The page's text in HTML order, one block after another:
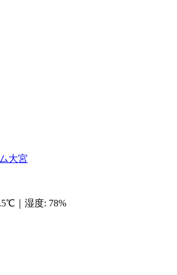
大宮
湿度: 78%